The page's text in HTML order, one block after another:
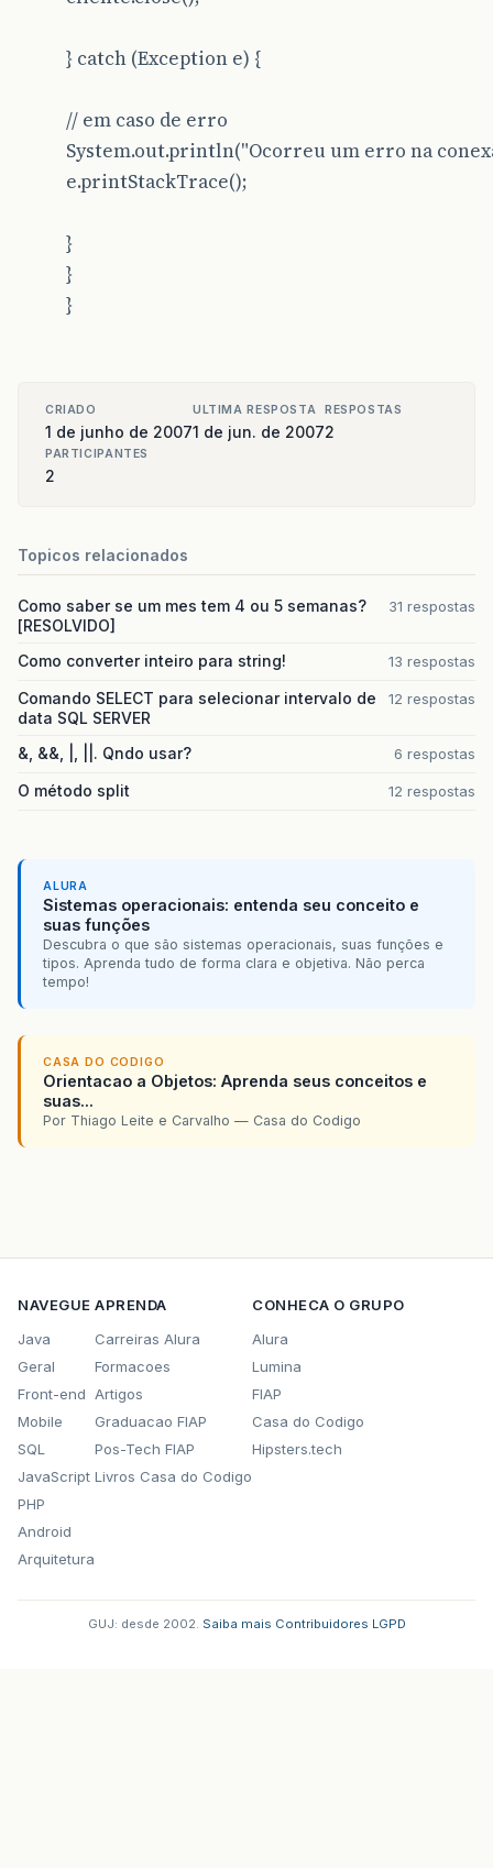
} catch (Exception e) {
// em caso de erro
System.out.println("Ocorreu um erro na
e.printStackTrace();
}
}
}
CRIADO
1 de junho de 2007
ULTIMA RESPOSTA
1 de jun. de 2007
RESPOSTAS
2
PARTICIPANTES
2
Topicos relacionados
Como saber se um mes tem 4 ou 5 semanas?
[RESOLVIDO]
31 respostas
Como converter inteiro para string! 13 respostas
Comando SELECT para selecionar intervalo de
data SQL SERVER
12 respostas
&, &&, |, ||. Qndo usar? 6 respostas
O método split 12 respostas
ALURA
Sistemas operacionais: entenda seu conceito e
suas funções
Descubra o que são sistemas operacionais, suas funções e
tipos. Aprenda tudo de forma clara e objetiva. Não perca
tempo!
CASA DO CODIGO
Orientacao a Objetos: Aprenda seus conceitos e
suas...
Por Thiago Leite e Carvalho — Casa do Codigo
NAVEGUE
Java
Geral
Front-end
Mobile
SQL
JavaScript
PHP
Android
Arquitetura
APRENDA
Carreiras Alura
Formacoes
Artigos
Graduacao FIAP
Pos-Tech FIAP
Livros Casa do Codigo
CONHECA O GRUPO
Alura
Lumina
FIAP
Casa do Codigo
Hipsters.tech
GUJ: desde 2002. Saiba mais Contribuidores LGPD